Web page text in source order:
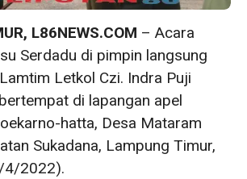
L86NEWS.COM – Acara
Serdadu di pimpin langsung
Letkol Czi. Indra Puji
di lapangan apel
hatta, Desa Mataram
Sukadana, Lampung Timur,
4/2022).